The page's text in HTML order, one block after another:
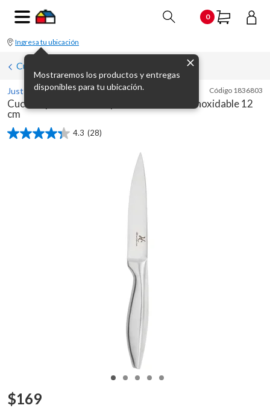
0
Ingresa tu ubicación
Mostraremos los productos y entregas
disponibles para tu ubicación.
Cuchillas y sets de parrillas
Just Home Collection Código 1836803
Cuchillo para verduras plateado de acero inoxidable 12
cm
4.3 (28)
4.3
$169